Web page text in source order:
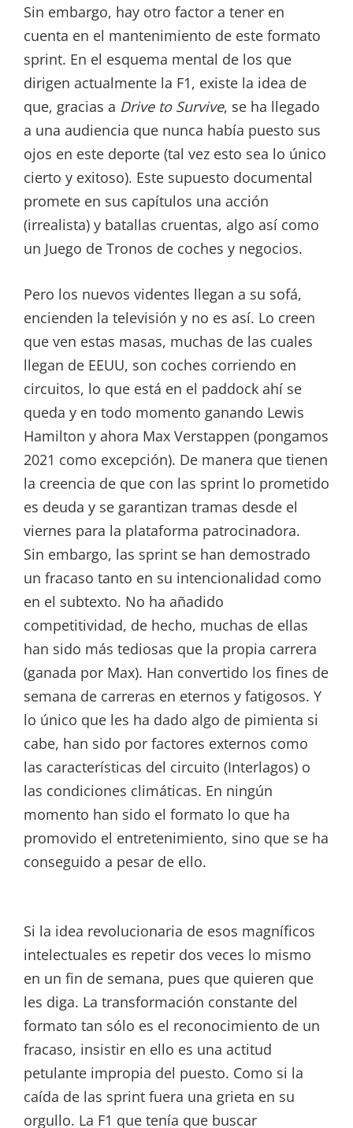
Sin embargo, hay otro factor a tener en
cuenta en el mantenimiento de este formato
sprint. En el esquema mental de los que
dirigen actualmente la F1, existe la idea de
que, gracias a Drive to Survive, se ha llegado
a una audiencia que nunca había puesto sus
ojos en este deporte (tal vez esto sea lo único
cierto y exitoso). Este supuesto documental
promete en sus capítulos una acción
(irrealista) y batallas cruentas, algo así como
un Juego de Tronos de coches y negocios.
Pero los nuevos videntes llegan a su sofá,
encienden la televisión y no es así. Lo creen
que ven estas masas, muchas de las cuales
llegan de EEUU, son coches corriendo en
circuitos, lo que está en el paddock ahí se
queda y en todo momento ganando Lewis
Hamilton y ahora Max Verstappen (pongamos
2021 como excepción). De manera que tienen
la creencia de que con las sprint lo prometido
es deuda y se garantizan tramas desde el
viernes para la plataforma patrocinadora.
Sin embargo, las sprint se han demostrado
un fracaso tanto en su intencionalidad como
en el subtexto. No ha añadido
competitividad, de hecho, muchas de ellas
han sido más tediosas que la propia carrera
(ganada por Max). Han convertido los fines de
semana de carreras en eternos y fatigosos. Y
lo único que les ha dado algo de pimienta si
cabe, han sido por factores externos como
las características del circuito (Interlagos) o
las condiciones climáticas. En ningún
momento han sido el formato lo que ha
promovido el entretenimiento, sino que se ha
conseguido a pesar de ello.
Si la idea revolucionaria de esos magníficos
intelectuales es repetir dos veces lo mismo
en un fin de semana, pues que quieren que
les diga. La transformación constante del
formato tan sólo es el reconocimiento de un
fracaso, insistir en ello es una actitud
petulante impropia del puesto. Como si la
caída de las sprint fuera una grieta en su
orgullo. La F1 que tenía que buscar